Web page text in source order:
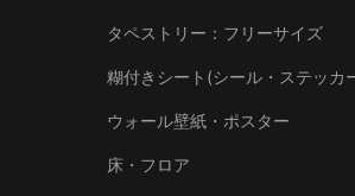
タペストリー：フリーサイズ
糊付きシート(シール・ステッカ
ウォール壁紙・ポスター
床・フロア